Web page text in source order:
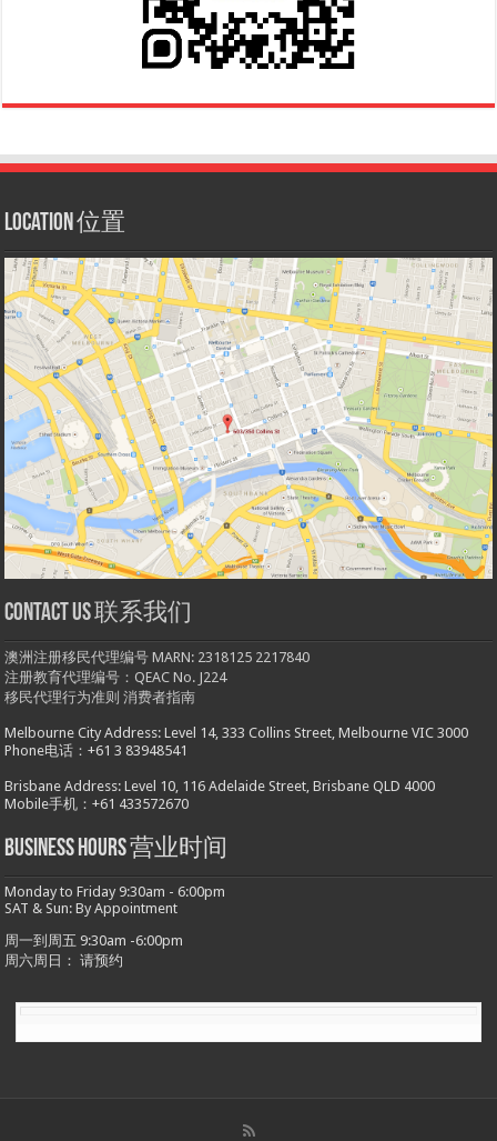
Location 位置
Contact us 联系我们
澳洲注册移民代理编号 MARN: 2318125 2217840
注册教育代理编号：QEAC No. J224
移民代理行为准则 消费者指南
Melbourne City Address: Level 14, 333 Collins Street, Melbourne VIC 3000
Phone电话：+61 3 83948541
Brisbane Address: Level 10, 116 Adelaide Street, Brisbane QLD 4000
Mobile手机：+61 433572670
Business hours 营业时间
Monday to Friday 9:30am - 6:00pm
SAT & Sun: By Appointment
周一到周五 9:30am -6:00pm
周六周日： 请预约